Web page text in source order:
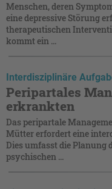
Menschen, deren
eine depressive Störung
therapeutischen
kommt ein ...
Interdisziplinäre
Peripartales
erkrankten
Das peripartale
Mütter erfordert eine
Dies umfasst die Planung
psychischen ...